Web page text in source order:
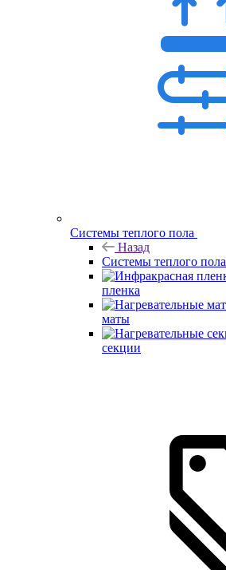
Системы теплого пола
Назад
Системы теплого пола
пленка
маты
секции